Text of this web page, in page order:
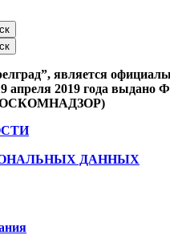
является
19 апреля 2019
ДАННЫХ